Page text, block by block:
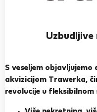
S veseljem
akvizicijom Trawerka,
revolucije u fleksibilnom
Maria
Heroj susjedstva